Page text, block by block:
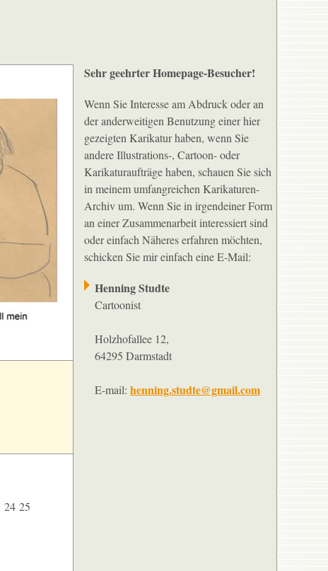
24 25
Sehr geehrter Homepage-Besucher!
Wenn Sie Interesse am Abdruck oder an
der anderweitigen Benutzung einer hier
gezeigten Karikatur haben, wenn Sie
andere Illustrations-, Cartoon- oder
Karikaturaufträge haben, schauen Sie sich
in meinem umfangreichen Karikaturen-
Archiv um. Wenn Sie in irgendeiner Form
an einer Zusammenarbeit interessiert sind
oder einfach Näheres erfahren möchten,
schicken Sie mir einfach eine E-Mail:
Henning Studte
Cartoonist
Holzhofallee 12,
64295 Darmstadt
E-mail: henning.studte@gmail.com